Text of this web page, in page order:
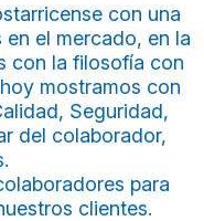
con una
el mercado, en la
con la filosofía con
mostramos con
Seguridad,
del colaborador,
para
clientes.